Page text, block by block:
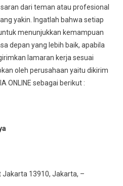
dari teman atau profesional
yakin. Ingatlah bahwa setiap
menunjukkan kemampuan
depan yang lebih baik, apabila
lamaran kerja sesuai
oleh perusahaan yaitu dikirim
ONLINE sebagai berikut :
Jakarta 13910, Jakarta, –